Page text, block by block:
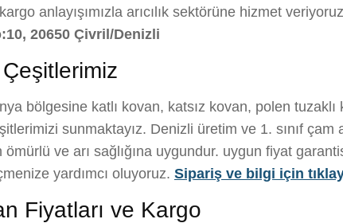
anlayışımızla arıcılık sektörüne hizmet
20650 Çivril/Denizli
bölgesine katlı kovan, katsız kovan, polen tuzaklı
sunmaktayız. Denizli üretim ve 1. sınıf çam
ve arı sağlığına uygundur. uygun fiyat
yardımcı oluyoruz. Sipariş ve bilgi için
Fiyatları ve Kargo